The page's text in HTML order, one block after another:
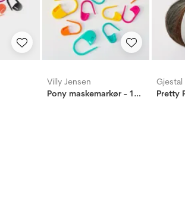
Villy Jensen
Pony maskemarkør - 15 stk, store og små
Gjestal
Pretty